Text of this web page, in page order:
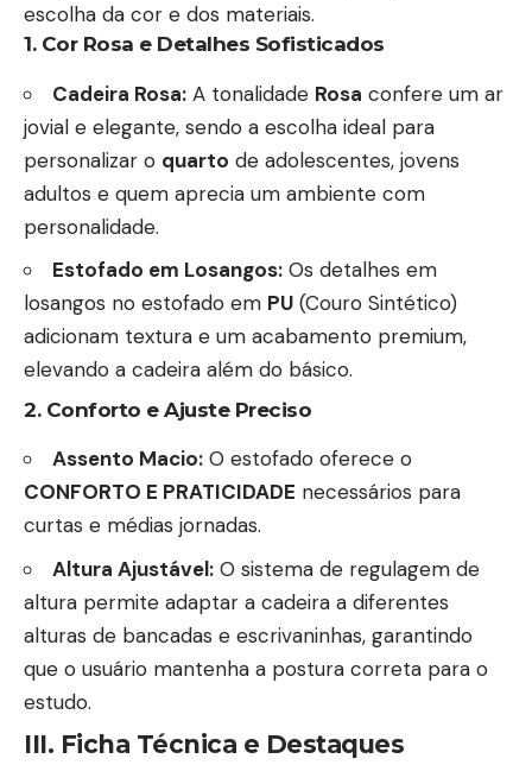
escolha da cor e dos materiais.
1. Cor Rosa e Detalhes Sofisticados
Cadeira Rosa: A tonalidade Rosa confere um ar
jovial e elegante, sendo a escolha ideal para
personalizar o quarto de adolescentes, jovens
adultos e quem aprecia um ambiente com
personalidade.
Estofado em Losangos: Os detalhes em
losangos no estofado em PU (Couro Sintético)
adicionam textura e um acabamento premium,
elevando a cadeira além do básico.
2. Conforto e Ajuste Preciso
Assento Macio: O estofado oferece o
CONFORTO E PRATICIDADE necessários para
curtas e médias jornadas.
Altura Ajustável: O sistema de regulagem de
altura permite adaptar a cadeira a diferentes
alturas de bancadas e escrivaninhas, garantindo
que o usuário mantenha a postura correta para o
estudo.
III. Ficha Técnica e Destaques